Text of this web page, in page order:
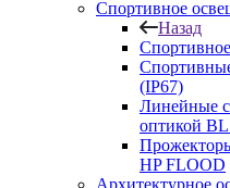
Спортивное
Назад
(IP67)
Линейные
оптикой
HP FLOOD
Архитектурное